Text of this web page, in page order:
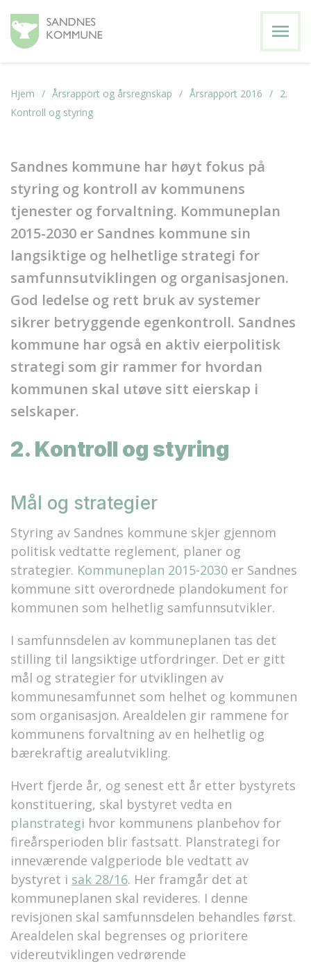
menu
Hjem Årsrapport og årsregnskap Årsrapport 2016
2.
Kontroll og styring
Sandnes kommune har høyt fokus på
styring og kontroll av kommunens
tjenester og forvaltning. Kommuneplan
2015-2030 er Sandnes kommune sin
langsiktige og helhetlige strategi for
samfunnsutviklingen og organisasjonen.
God ledelse og rett bruk av systemer
sikrer betryggende egenkontroll. Sandnes
kommune har også en aktiv eierpolitisk
strategi som gir rammer for hvordan
kommunen skal utøve sitt eierskap i
selskaper.
2. Kontroll og styring
Mål og strategier
Styring av Sandnes kommune skjer gjennom
politisk vedtatte reglement, planer og
strategier. Kommuneplan 2015-2030 er Sandnes
kommune sitt overordnede plandokument for
kommunen som helhetlig samfunnsutvikler.
I samfunnsdelen av kommuneplanen tas det
stilling til langsiktige utfordringer. Det er gitt
mål og strategier for utviklingen av
kommunesamfunnet som helhet og kommunen
som organisasjon. Arealdelen gir rammene for
kommunens forvaltning av en helhetlig og
bærekraftig arealutvikling.
Hvert fjerde år, og senest ett år etter bystyrets
konstituering, skal bystyret vedta en
planstrategi hvor kommunens planbehov for
fireårsperioden blir fastsatt. Planstrategi for
inneværende valgperiode ble vedtatt av
bystyret i sak 28/16. Her framgår det at
kommuneplanen skal revideres. I denne
revisjonen skal samfunnsdelen behandles først.
Arealdelen skal begrenses og prioritere
videreutviklingen vedrørende